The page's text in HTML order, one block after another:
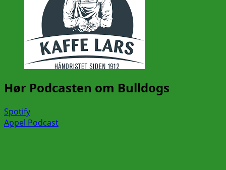
Hør Podcasten om Bulldogs
Spotify
Appel Podcast